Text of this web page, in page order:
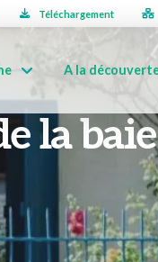
Téléchargement
A la
la baie